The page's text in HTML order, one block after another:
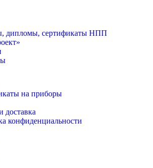
дипломы, сертификаты НПП
на приборы
доставка
конфиденциальности